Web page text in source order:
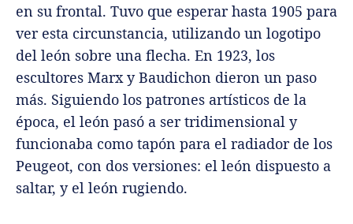
en su frontal. Tuvo que esperar hasta 1905 para
ver esta circunstancia, utilizando un logotipo
del león sobre una flecha. En 1923, los
escultores Marx y Baudichon dieron un paso
más. Siguiendo los patrones artísticos de la
época, el león pasó a ser tridimensional y
funcionaba como tapón para el radiador de los
Peugeot, con dos versiones: el león dispuesto a
saltar, y el león rugiendo.